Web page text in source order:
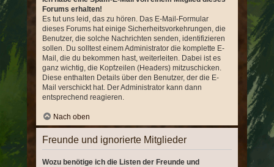
Forums erhalten!
Es tut uns leid, das zu hören. Das E-Mail-Formular
dieses Forums hat einige Sicherheitsvorkehrungen, die
Benutzer, die solche Nachrichten senden, identifizieren
sollen. Du solltest einem Administrator die komplette E-
Mail, die du bekommen hast, weiterleiten. Dabei ist es
ganz wichtig, die Kopfzeilen (Headers) mitzuschicken.
Diese enthalten Details über den Benutzer, der die E-
Mail verschickt hat. Der Administrator kann dann
entsprechend reagieren.
Nach oben
Freunde und ignorierte Mitglieder
Wozu benötige ich die Listen der Freunde und